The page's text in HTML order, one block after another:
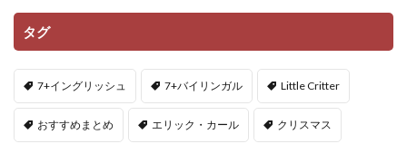
タグ
7+イングリッシュ 7+バイリンガル Little Critter
おすすめまとめ エリック・カール クリスマス